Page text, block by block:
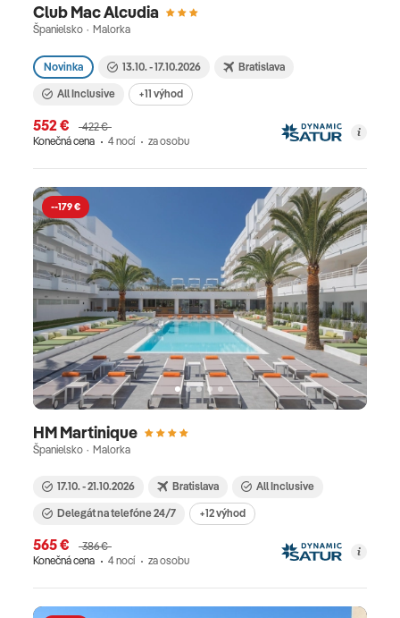
Club Mac Alcudia
Španielsko · Malorka
Novinka 13.10. - 17.10.2026 Bratislava
All Inclusive +11 výhod
552 €
422 €
Konečná cena
4 nocí za osobu
--179 €
HM Martinique
Španielsko · Malorka
17.10. - 21.10.2026 Bratislava
All Inclusive
Delegát na telefóne 24/7
+12 výhod
565 €
386 €
Konečná cena
4 nocí za osobu